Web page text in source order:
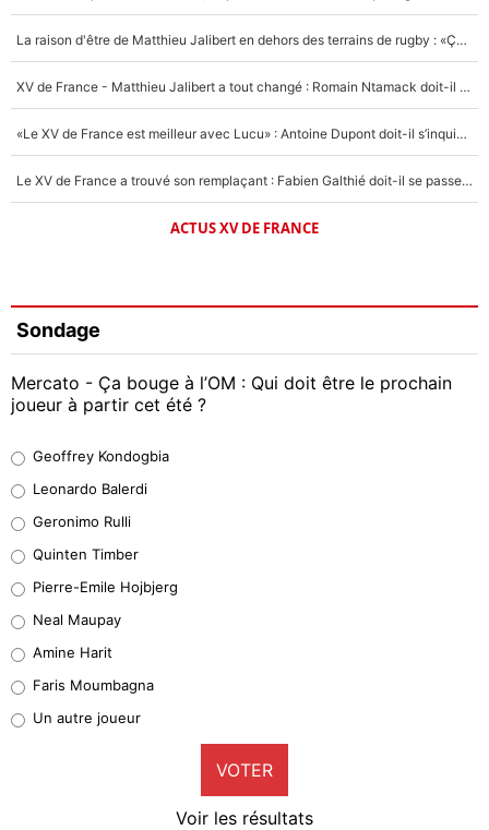
La raison d'être de Matthieu Jalibert en dehors des terrains de rugby : «Ça m'atteint autant que si tu touches à un membre de ma famille»
XV de France - Matthieu Jalibert a tout changé : Romain Ntamack doit-il s’inquiéter pour sa place à un an de la Coupe du monde ?
«Le XV de France est meilleur avec Lucu» : Antoine Dupont doit-il s’inquiéter pour sa place ?
Le XV de France a trouvé son remplaçant : Fabien Galthié doit-il se passer d'Antoine Dupont ?
ACTUS XV DE FRANCE
Sondage
Mercato - Ça bouge à l’OM : Qui doit être le prochain
joueur à partir cet été ?
38%
32%
4%
1%
9%
Geoffrey Kondogbia
Leonardo Balerdi
Geronimo Rulli
Quinten Timber
Pierre-Emile Hojbjerg
Neal Maupay
Amine Harit
Faris Moumbagna
Un autre joueur
VOTER
Voir les résultats